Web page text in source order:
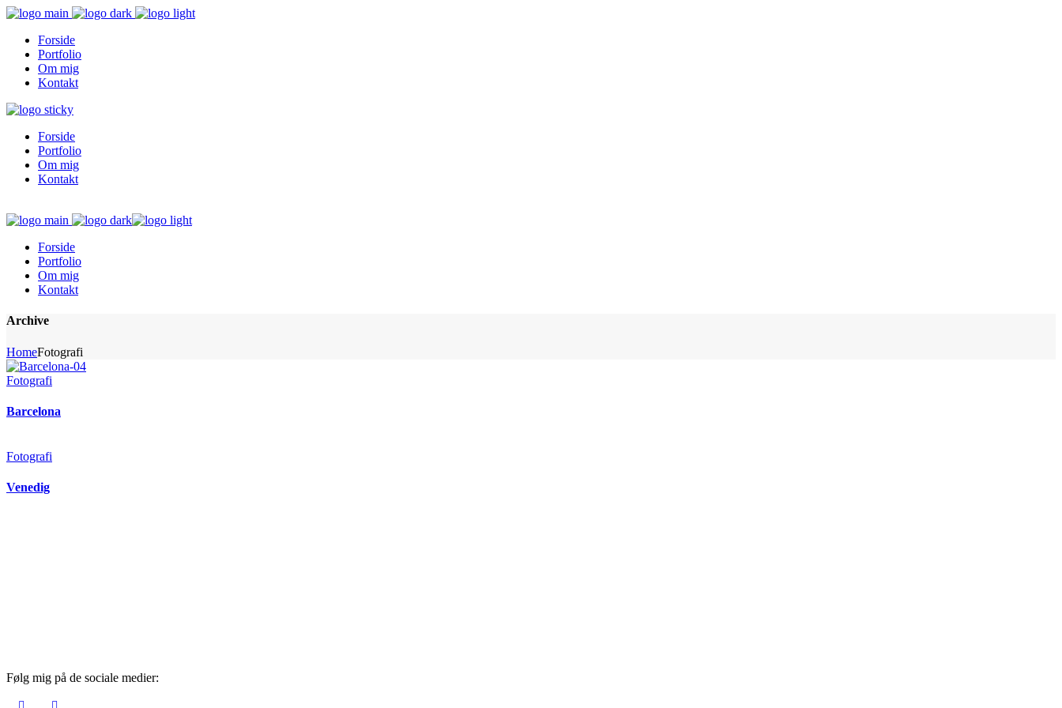
Forside
Portfolio
Om mig
Kontakt
Forside
Portfolio
Om mig
Kontakt
Forside
Portfolio
Om mig
Kontakt
Archive
HomeFotografi
Fotografi
Barcelona
Fotografi
Venedig
Følg mig på de sociale medier: